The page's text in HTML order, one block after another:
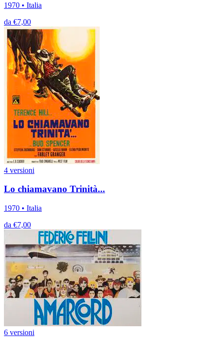
1970 • Italia
da €7,00
4 versioni
Lo chiamavano Trinità...
1970 • Italia
da €7,00
6 versioni